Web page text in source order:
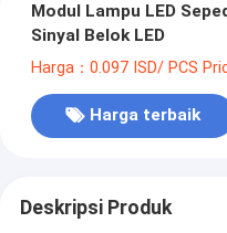
Modul Lampu LED
Sinyal Belok LED
Harga：0.097 ISD/ PCS
Harga terbaik
Deskripsi Produk